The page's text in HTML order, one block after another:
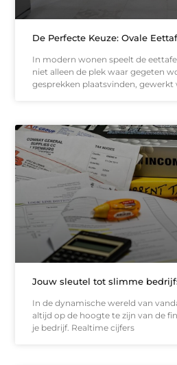
De Perfecte Keuze: Ovale
In modern wonen speelt de
niet alleen de plek waar gegeten
gesprekken plaatsvinden, gewerkt
Jouw sleutel tot slimme
In de dynamische wereld van
altijd op de hoogte te zijn van de
je bedrijf. Realtime cijfers